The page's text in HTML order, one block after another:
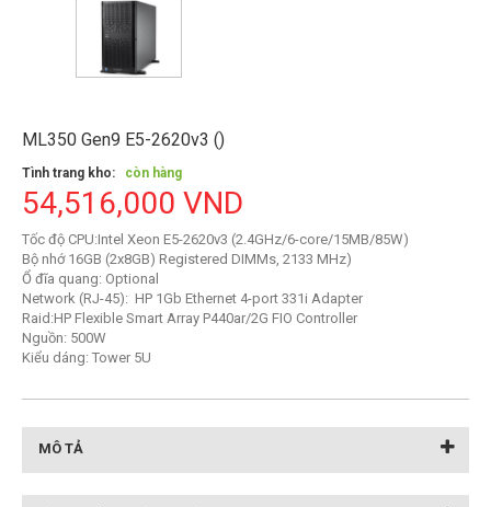
ML350 Gen9 E5-2620v3 ()
Tình trang kho: còn hàng
54,516,000 VND
Tốc độ CPU:Intel Xeon E5-2620v3 (2.4GHz/6-core/15MB/85W)
Bộ nhớ 16GB (2x8GB) Registered DIMMs, 2133 MHz)
Ổ đĩa quang: Optional
Network (RJ-45): HP 1Gb Ethernet 4-port 331i Adapter
Raid:HP Flexible Smart Array P440ar/2G FIO Controller
Nguồn: 500W
Kiểu dáng: Tower 5U
MÔ TẢ